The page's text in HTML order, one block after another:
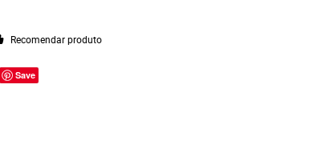
Recomendar produto
Save